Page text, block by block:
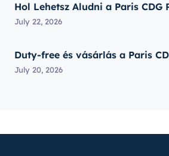
Hol Lehetsz Aludni a Paris CDG
July 22, 2026
Duty-free és vásárlás a Paris
July 20, 2026